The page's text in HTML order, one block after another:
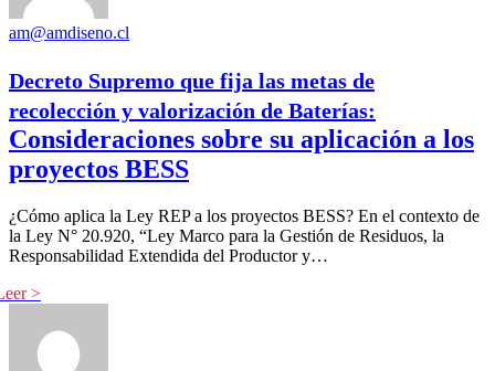
am@amdiseno.cl
Decreto Supremo que fija las metas de
recolección y valorización de Baterías:
Consideraciones sobre su aplicación a los
proyectos BESS
¿Cómo aplica la Ley REP a los proyectos BESS? En el contexto de
la Ley N° 20.920, “Ley Marco para la Gestión de Residuos, la
Responsabilidad Extendida del Productor y…